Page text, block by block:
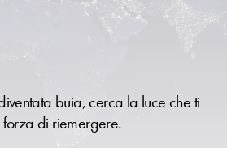
buia, cerca la luce che ti
di riemergere.